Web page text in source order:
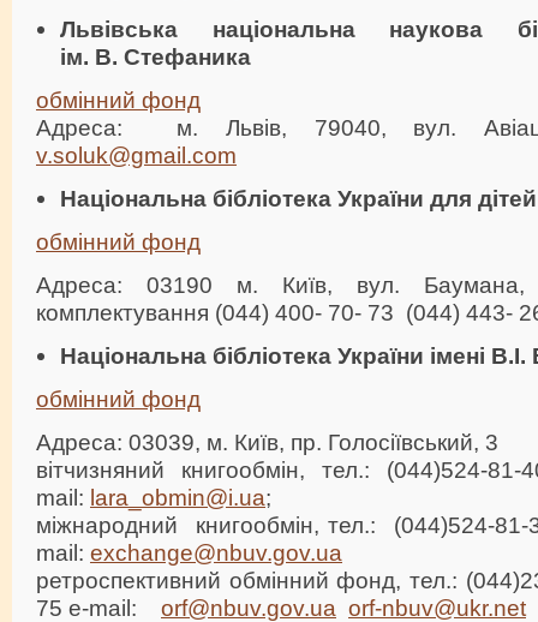
Львівська національна наукова
ім. В. Стефаника
обмінний фонд
Адреса: м. Львів, 79040, вул.
v.soluk@gmail.com
Національна бібліотека України для дітей
обмінний фонд
Адреса: 03190 м. Київ, вул.
комплектування (044) 400- 70- 73 (044) 443-
Національна бібліотека України імені
обмінний фонд
Адреса: 03039, м. Київ, пр. Голосіївський, 3
вітчизняний книгообмін, тел.: (044)524-
mail: lara_obmin@i.ua;
міжнародний книгообмін, тел.: (044)524-
mail: exchange@nbuv.gov.ua
ретроспективний обмінний фонд, тел.:
75 e-mail: orf@nbuv.gov.ua orf-nbuv@ukr.net